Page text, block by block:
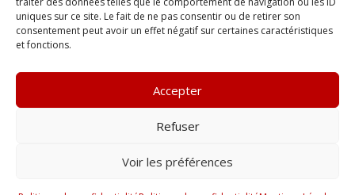
uniques sur ce site. Le fait de ne pas consentir ou de retirer son
consentement peut avoir un effet négatif sur certaines caractéristiques
et fonctions.
Accepter
Refuser
Voir les préférences
FAQ
Contact
Conditions Générales de Vente